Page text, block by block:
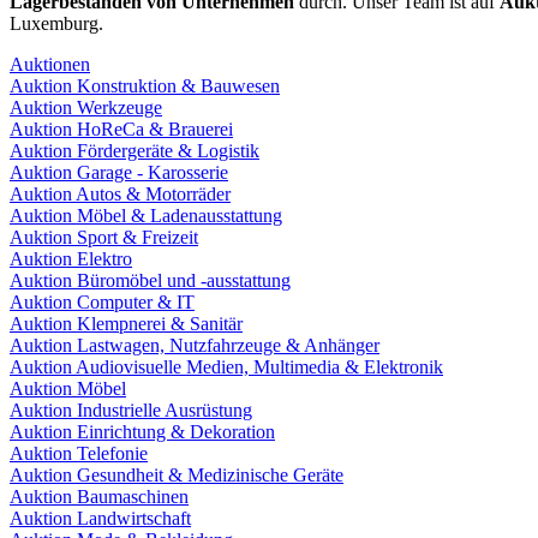
Luxemburg.
Auktionen
Auktion Konstruktion & Bauwesen
Auktion Werkzeuge
Auktion HoReCa & Brauerei
Auktion Fördergeräte & Logistik
Auktion Garage - Karosserie
Auktion Autos & Motorräder
Auktion Möbel & Ladenausstattung
Auktion Sport & Freizeit
Auktion Elektro
Auktion Büromöbel und -ausstattung
Auktion Computer & IT
Auktion Klempnerei & Sanitär
Auktion Lastwagen, Nutzfahrzeuge & Anhänger
Auktion Audiovisuelle Medien, Multimedia & Elektronik
Auktion Möbel
Auktion Industrielle Ausrüstung
Auktion Einrichtung & Dekoration
Auktion Telefonie
Auktion Gesundheit & Medizinische Geräte
Auktion Baumaschinen
Auktion Landwirtschaft